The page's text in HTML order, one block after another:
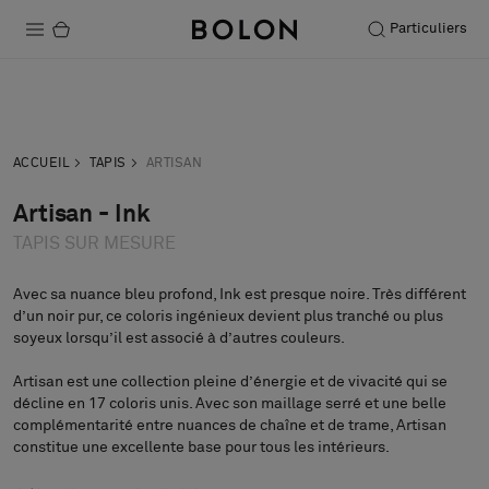
Particuliers
Durabilité
Installation
Entretien
Nos collaborations
Stories
FAQ
ACCUEIL TAPIS ARTISAN
Artisan - Ink
TAPIS SUR MESURE
Avec sa nuance bleu profond, Ink est presque noire. Très différent
d’un noir pur, ce coloris ingénieux devient plus tranché ou plus
soyeux lorsqu’il est associé à d’autres couleurs.
Artisan est une collection pleine d’énergie et de vivacité qui se
décline en 17 coloris unis. Avec son maillage serré et une belle
complémentarité entre nuances de chaîne et de trame, Artisan
constitue une excellente base pour tous les intérieurs.